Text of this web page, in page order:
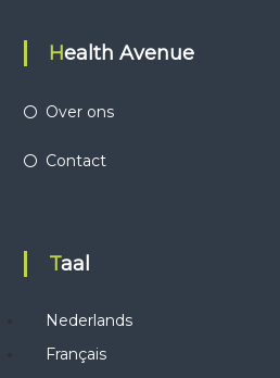
Health Avenue
Over ons
Contact
Taal
Nederlands
Français